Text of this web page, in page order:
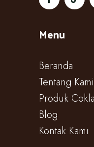
Menu
Beranda
Tentang Kami
Produk
Blog
Kontak Kami